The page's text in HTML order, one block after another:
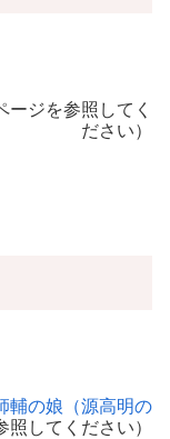
ージを参照してく
ださい）
輔の娘（源高明の
してください）